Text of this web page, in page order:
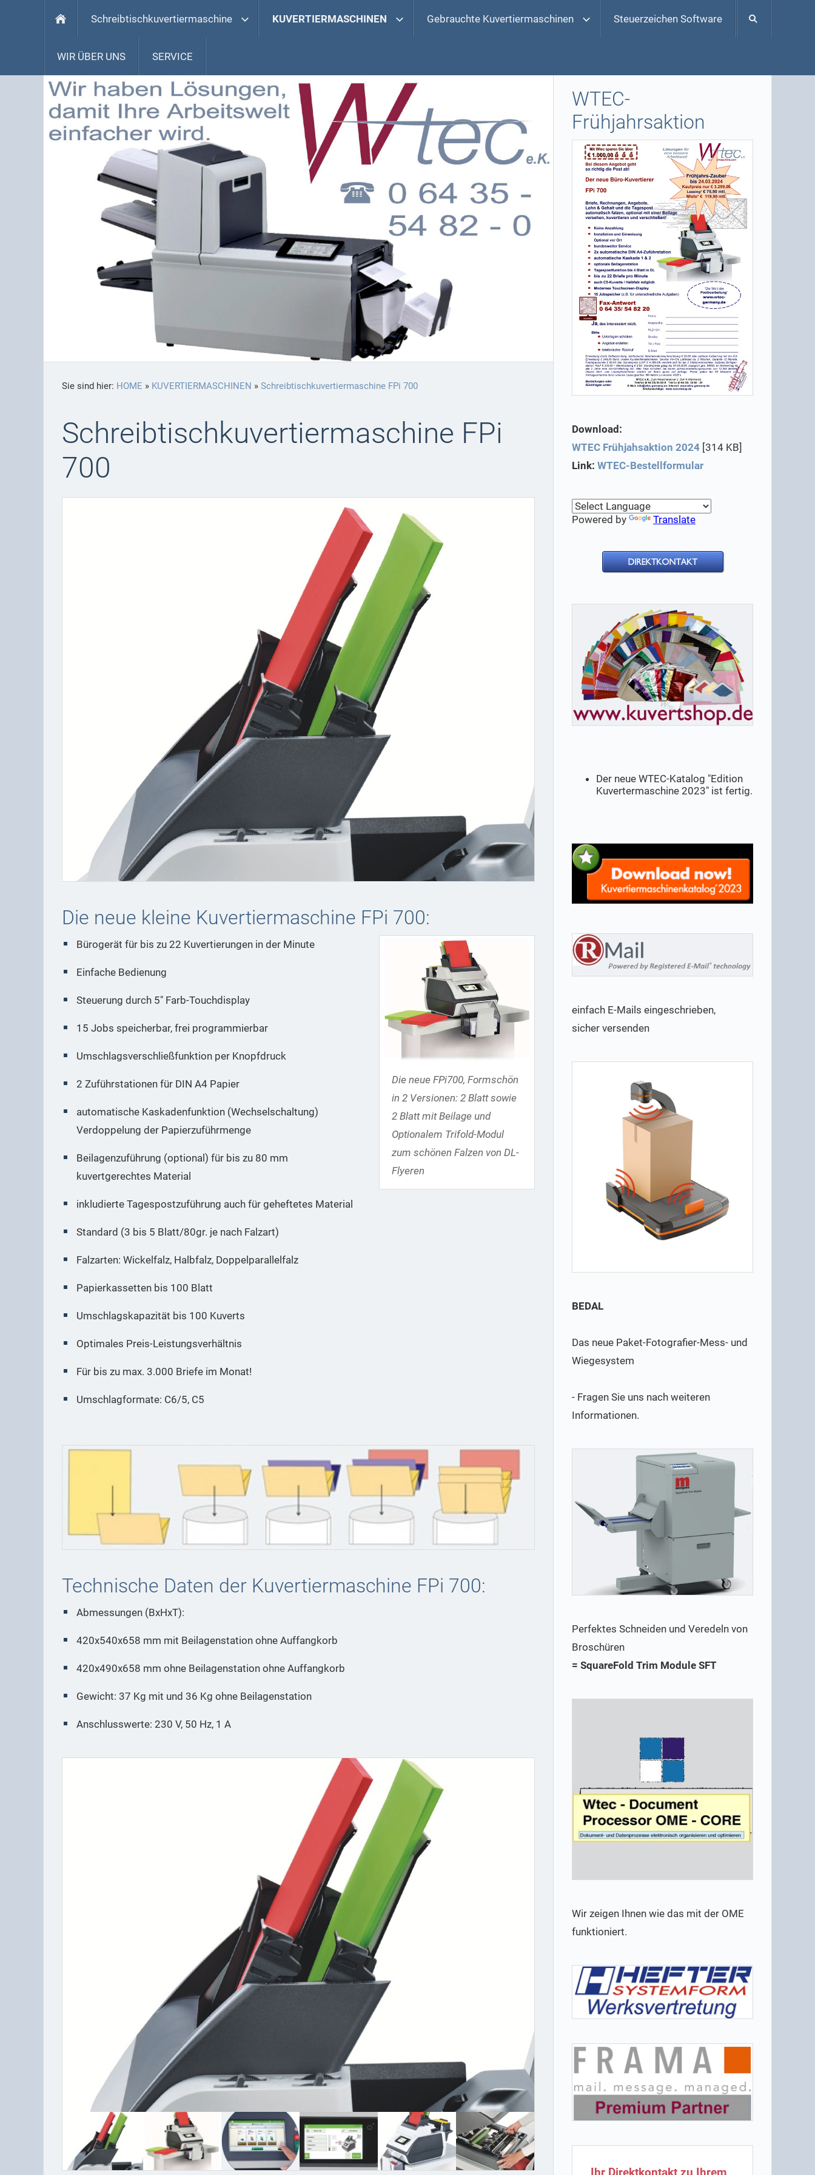
Schreibtischkuvertiermaschine KUVERTIERMASCHINEN Gebrauchte Kuvertiermaschinen Steuerzeichen Software
WIR ÜBER UNS SERVICE
Sie sind hier: HOME » KUVERTIERMASCHINEN » Schreibtischkuvertiermaschine FPi 700
Schreibtischkuvertiermaschine FPi
700
Die neue kleine Kuvertiermaschine FPi 700:
Die neue FPi700, Formschön
in 2 Versionen: 2 Blatt sowie
2 Blatt mit Beilage und
Optionalem Trifold-Modul
zum schönen Falzen von DL-
Flyeren
Bürogerät für bis zu 22 Kuvertierungen in der Minute
Einfache Bedienung
Steuerung durch 5" Farb-Touchdisplay
15 Jobs speicherbar, frei programmierbar
Umschlagsverschließfunktion per Knopfdruck
2 Zuführstationen für DIN A4 Papier
automatische Kaskadenfunktion (Wechselschaltung)
Verdoppelung der Papierzuführmenge
Beilagenzuführung (optional) für bis zu 80 mm
kuvertgerechtes Material
inkludierte Tagespostzuführung auch für geheftetes Material
Standard (3 bis 5 Blatt/80gr. je nach Falzart)
Falzarten: Wickelfalz, Halbfalz, Doppelparallelfalz
Papierkassetten bis 100 Blatt
Umschlagskapazität bis 100 Kuverts
Optimales Preis-Leistungsverhältnis
Für bis zu max. 3.000 Briefe im Monat!
Umschlagformate: C6/5, C5
Technische Daten der Kuvertiermaschine FPi 700:
Abmessungen (BxHxT):
420x540x658 mm mit Beilagenstation ohne Auffangkorb
420x490x658 mm ohne Beilagenstation ohne Auffangkorb
Gewicht: 37 Kg mit und 36 Kg ohne Beilagenstation
Anschlusswerte: 230 V, 50 Hz, 1 A
WTEC-
Frühjahrsaktion
Download:
WTEC Frühjahsaktion 2024 [314 KB]
Link: WTEC-Bestellformular
Powered by Translate
Der neue WTEC-Katalog "Edition
Kuvertermaschine 2023" ist fertig.
einfach E-Mails eingeschrieben,
sicher versenden
BEDAL
Das neue Paket-Fotografier-Mess- und
Wiegesystem
- Fragen Sie uns nach weiteren
Informationen.
Perfektes Schneiden und Veredeln von
Broschüren
= SquareFold Trim Module SFT
Wir zeigen Ihnen wie das mit der OME
funktioniert.